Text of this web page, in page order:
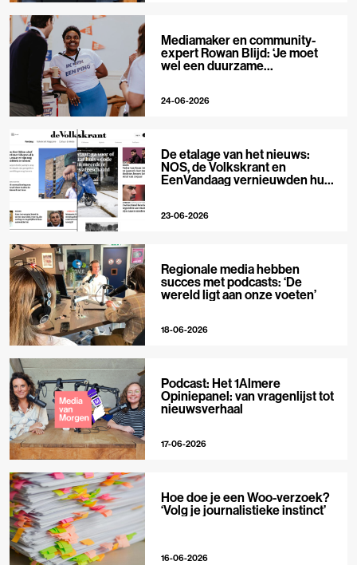
Mediamaker en community-
expert Rowan Blijd: ‘Je moet
wel een duurzame
24-06-2026
De etalage van het nieuws:
NOS, de Volkskrant en
EenVandaag vernieuwden hun
23-06-2026
Regionale media hebben
succes met podcasts: ‘De
wereld ligt aan onze voeten’
18-06-2026
Podcast: Het 1Almere
Opiniepanel: van vragenlijst tot
nieuwsverhaal
17-06-2026
Hoe doe je een Woo-verzoek?
‘Volg je journalistieke instinct’
16-06-2026